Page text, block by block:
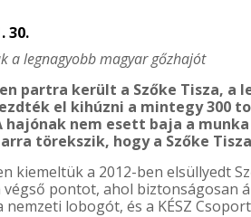
30.
a legnagyobb magyar gőzhajót
partra került a Szőke Tisza, a
el kihúzni a mintegy 300
hajónak nem esett baja a
törekszik, hogy a Szőke
kiemeltük a 2012-ben elsüllyedt
végső pontot, ahol biztonságosan
nemzeti lobogót, és a KÉSZ